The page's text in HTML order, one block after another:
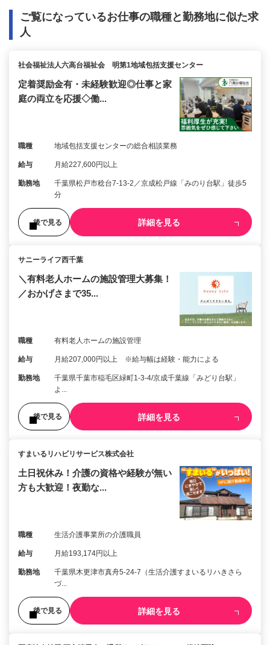
ご覧になっているお仕事の職種と勤務地に似た求
人
社会福祉法人六高台福祉会 明第1地域包括支援センター
定着奨励金有・未経験歓迎◎仕事と家
庭の両立を応援◇働...
職種 地域包括支援センターの総合相談業務
給与 月給227,600円以上
勤務地
千葉県松戸市稔台7-13-2／京成松戸線「みのり台駅」徒歩5
分
後で見る 詳細を見る
サニーライフ西千葉
＼有料老人ホームの施設管理大募集！
／おかげさまで35...
職種 有料老人ホームの施設管理
給与 月給207,000円以上 ※給与幅は経験・能力による
勤務地
千葉県千葉市稲毛区緑町1-3-4/京成千葉線「みどり台駅」
よ...
後で見る 詳細を見る
すまいるリハビリサービス株式会社
土日祝休み！介護の資格や経験が無い
方も大歓迎！夜勤な...
職種 生活介護事業所の介護職員
給与 月給193,174円以上
勤務地
千葉県木更津市真舟5-24-7（生活介護すまいるリハきさら
づ...
後で見る 詳細を見る